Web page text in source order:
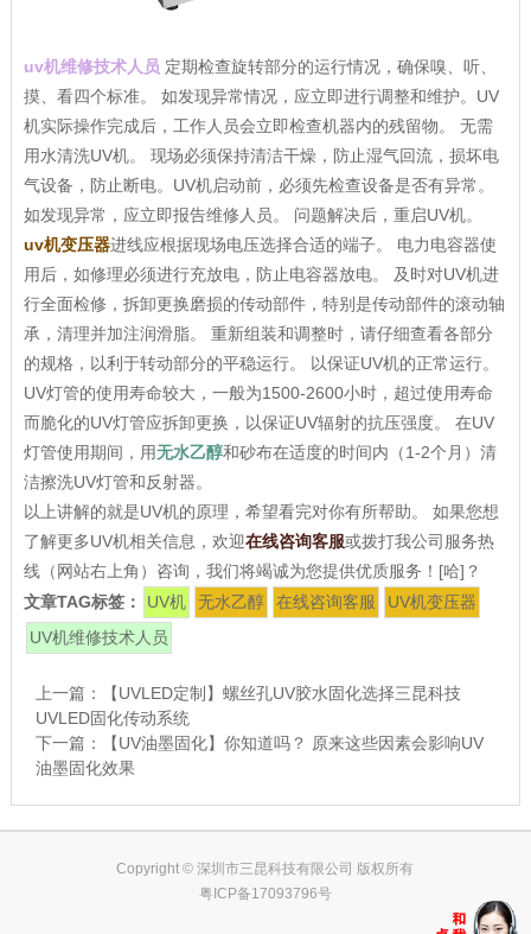
uv机维修技术人员 定期检查旋转部分的运行情况，确保嗅、听、
摸、看四个标准。 如发现异常情况，应立即进行调整和维护。UV
机实际操作完成后，工作人员会立即检查机器内的残留物。 无需
用水清洗UV机。 现场必须保持清洁干燥，防止湿气回流，损坏电
气设备，防止断电。UV机启动前，必须先检查设备是否有异常。
如发现异常，应立即报告维修人员。 问题解决后，重启UV机。
uv机变压器进线应根据现场电压选择合适的端子。 电力电容器使
用后，如修理必须进行充放电，防止电容器放电。 及时对UV机进
行全面检修，拆卸更换磨损的传动部件，特别是传动部件的滚动轴
承，清理并加注润滑脂。 重新组装和调整时，请仔细查看各部分
的规格，以利于转动部分的平稳运行。 以保证UV机的正常运行。
UV灯管的使用寿命较大，一般为1500-2600小时，超过使用寿命
而脆化的UV灯管应拆卸更换，以保证UV辐射的抗压强度。 在UV
灯管使用期间，用无水乙醇和砂布在适度的时间内（1-2个月）清
洁擦洗UV灯管和反射器。
以上讲解的就是UV机的原理，希望看完对你有所帮助。 如果您想
了解更多UV机相关信息，欢迎在线咨询客服或拨打我公司服务热
线（网站右上角）咨询，我们将竭诚为您提供优质服务！[哈]？
文章TAG标签：
UV机 无水乙醇 在线咨询客服
UV机变压器
UV机维修技术人员
上一篇：
【UVLED定制】螺丝孔UV胶水固化选择三昆科技
UVLED固化传动系统
下一篇：
【UV油墨固化】你知道吗？ 原来这些因素会影响UV
油墨固化效果
Copyright © 深圳市三昆科技有限公司 版权所有
粤ICP备17093796号